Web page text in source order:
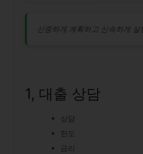
신중하게 계획하고 신속하게 실
1, 대출 상담
상담
한도
금리